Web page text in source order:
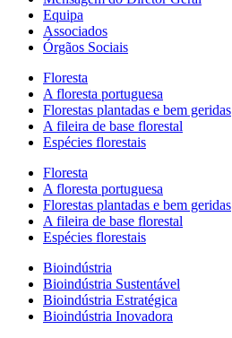
Equipa
Associados
Órgãos Sociais
Floresta
A floresta portuguesa
Florestas plantadas e bem geridas
A fileira de base florestal
Espécies florestais
Floresta
A floresta portuguesa
Florestas plantadas e bem geridas
A fileira de base florestal
Espécies florestais
Bioindústria
Bioindústria Sustentável
Bioindústria Estratégica
Bioindústria Inovadora